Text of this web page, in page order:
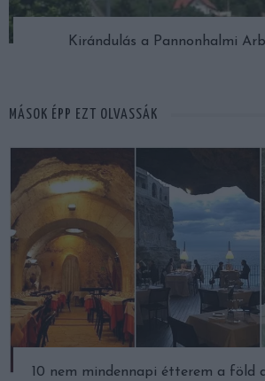
Kirándulás a Pannonhalmi
MÁSOK ÉPP EZT OLVASSÁK
10 nem mindennapi étterem a föld